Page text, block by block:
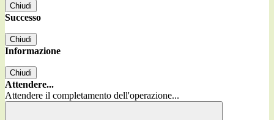
Chiudi
Successo
Chiudi
Informazione
Chiudi
Attendere...
Attendere il completamento dell'operazione...